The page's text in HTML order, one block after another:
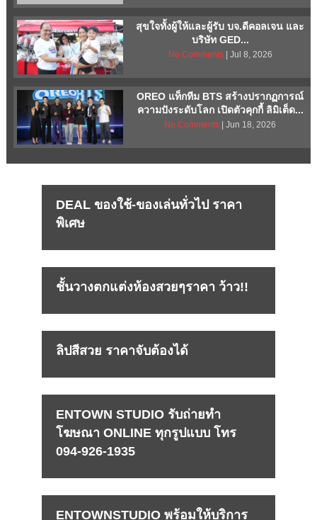
สุขใจทั้งผู้ให้และผู้รับ บจ.ดีคอลเจน และ
บริษัท GED...
No Comments| Jul 8, 2026
OREO แท็กทีม BTS สร้างปรากฏการณ์
ความปังระดับโลก เปิดตัวคุกกี้ ลิมิเต็ด...
No Comments | Jun 18, 2026
DEAL ของใช้-ของเล่นทั่วไป ราคา
พิเศษ
ชั้นวางตกแต่งห้องสวยๆราคา ว้าว!!
ลิปสีสวย ราคาจับต้องได้
ENTOWN STUDIO รับถ่ายทำ
โฆษณา ONLINE ทุกรูปแบบ โทร
094-926-1935
ENTOWNSTUDIO พร้อมให้บริการ